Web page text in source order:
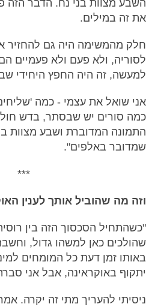
השבע מצוות בני נח. הדבר הזה
את זה במילים.
חלק מהמשימה היה גם להחזיר
לסוריה, ולא פעם ולא פעמיים
למעשה, זה היה החפץ היחידי
אני שואל את עצמי - כמה
כמה סורים יש שבסתר, בדש
התמונה המדוברת ושבע מצוות
שמדובר באלפים".
***
וזה מה שהוביל אותך לענין
"כשהתחיל הסכסוך הזה בין
שהולכים כאן למשהו גדול,
באותו זמן דעת כל המומחים
יתקוף באוקראינה, אבל אני
ניסיתי להעריך מתי זה יקרה.